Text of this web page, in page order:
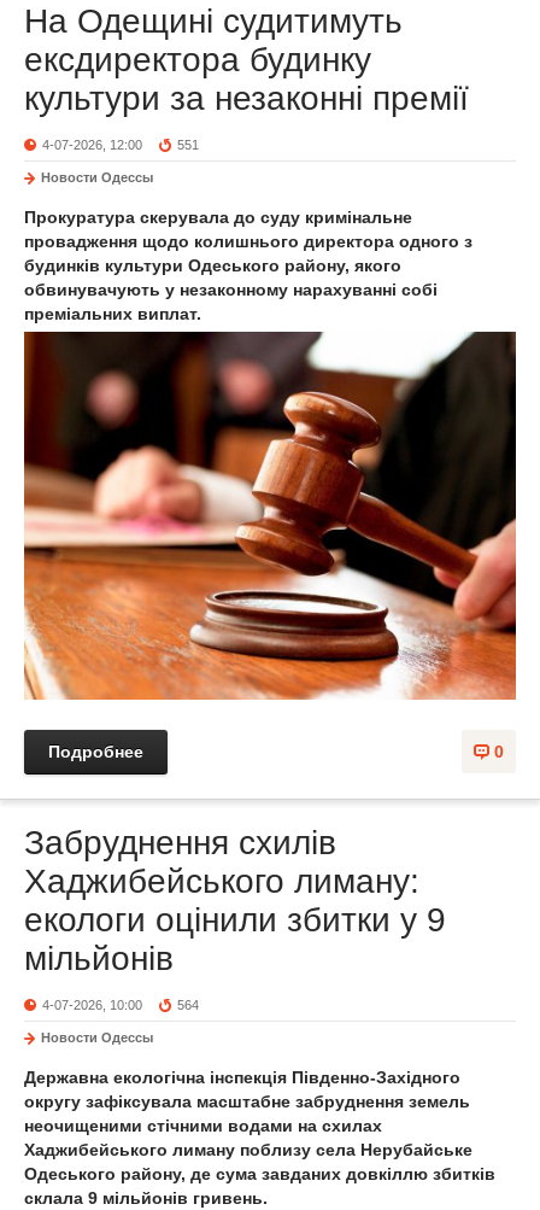
На Одещині судитимуть
ексдиректора будинку
культури за незаконні премії
4-07-2026, 12:00 551
Новости Одессы
Прокуратура скерувала до суду кримінальне
провадження щодо колишнього директора одного з
будинків культури Одеського району, якого
обвинувачують у незаконному нарахуванні собі
преміальних виплат.
0
Подробнее
Забруднення схилів
Хаджибейського лиману:
екологи оцінили збитки у 9
мільйонів
4-07-2026, 10:00 564
Новости Одессы
Державна екологічна інспекція Південно-Західного
округу зафіксувала масштабне забруднення земель
неочищеними стічними водами на схилах
Хаджибейського лиману поблизу села Нерубайське
Одеського району, де сума завданих довкіллю збитків
склала 9 мільйонів гривень.